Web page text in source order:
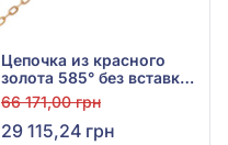
Цепочка из красного
золота 585° без вставки,
арт. 880023
66 171,00 грн
29 115,24 грн